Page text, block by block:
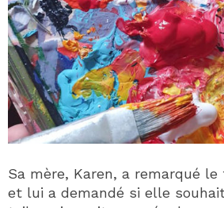
Sa mère, Karen, a remarqué
et lui a demandé si elle